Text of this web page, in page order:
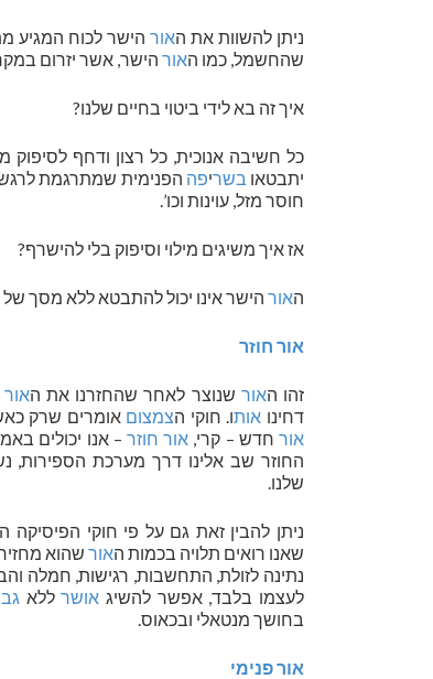
ניתן להשוות את האור הישר לכוח המגיע
שהחשמל, כמו האור הישר, אשר יזרום
איך זה בא לידי ביטוי בחיים שלנו?
כל חשיבה אנוכית, כל רצון ודחף לסיפוק
יתבטאו בשריפה הפנימית שמתרגמת
חוסר מזל, עוינות וכו’.
אז איך משיגים מילוי וסיפוק בלי להישרף?
האור הישר אינו יכול להתבטא ללא מסך של
אור חוזר
זהו האור שנוצר לאחר שהחזרנו את האור
דחינו אותו. חוקי הצמצום אומרים שרק
אורחדש – קרי, אור חוזר – אנו יכולים
החוזר שב אלינו דרך מערכת הספירות,
שלנו.
ניתן להבין זאת גם על פי חוקי
שאנו רואים תלויה בכמות האור שהוא
נתינה לזולת, התחשבות, רגישות, חמלה
לעצמו בלבד, אפשר להשיג אושרללא
בחושך מנטאלי ובכאוס.
אור פנימי